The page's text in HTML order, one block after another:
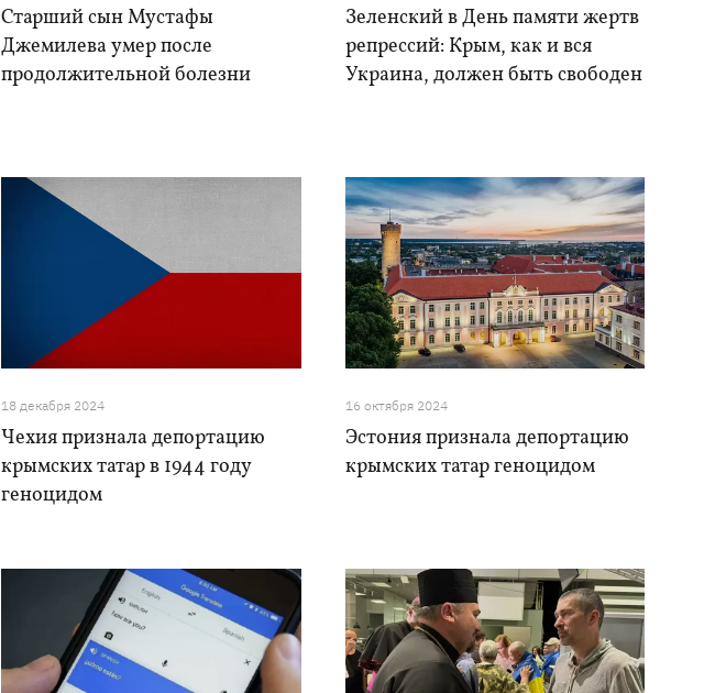
Старший сын Мустафы
Джемилева умер после
продолжительной болезни
Зеленский в День памяти жертв
репрессий: Крым, как и вся
Украина, должен быть свободен
18 декабря 2024
Чехия признала депортацию
крымских татар в 1944 году
геноцидом
16 октября 2024
Эстония признала депортацию
крымских татар геноцидом